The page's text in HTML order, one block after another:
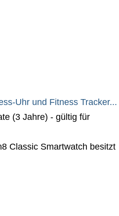
Uhr und Fitness Tracker...
(3 Jahre) - gültig für
Classic Smartwatch besitzt